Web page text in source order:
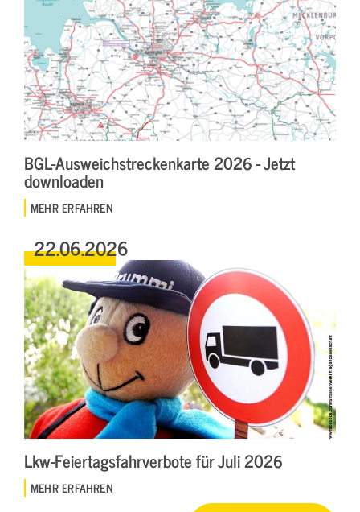
BGL-Ausweichstreckenkarte 2026 - Jetzt
downloaden
MEHR ERFAHREN
22.06.2026
Lkw-Feiertagsfahrverbote für Juli 2026
MEHR ERFAHREN